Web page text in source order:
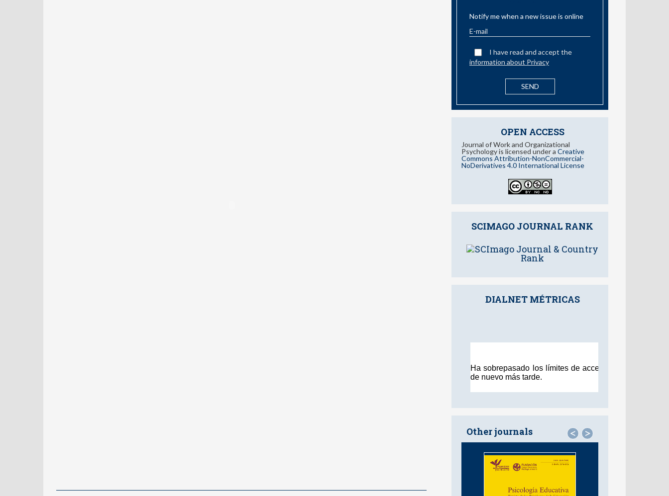
Notify me when a new issue is online
I have read and accept the
information about Privacy
OPEN ACCESS
Journal of Work and Organizational
Psychology is licensed under a Creative
Commons Attribution-NonCommercial-
NoDerivatives 4.0 International License
SCIMAGO JOURNAL RANK
DIALNET MÉTRICAS
Other journals < >